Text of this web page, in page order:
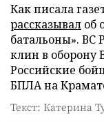
Как писала
рассказывал об
батальоны». ВС
клин в оборону
Российские
БПЛА на
Текст: Катерина